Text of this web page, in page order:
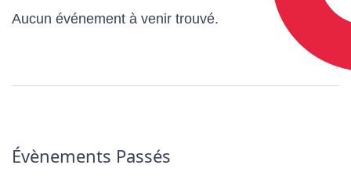
Aucun événement à venir trouvé.
Évènements Passés